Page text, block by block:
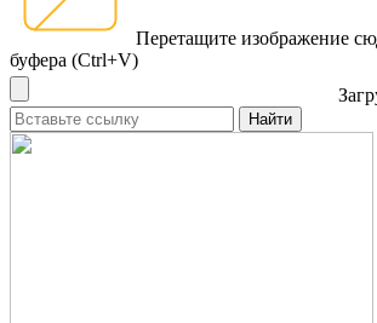
Перетащите изображение
буфера (Ctrl+V)
Найти